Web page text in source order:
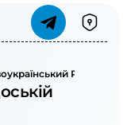
Район